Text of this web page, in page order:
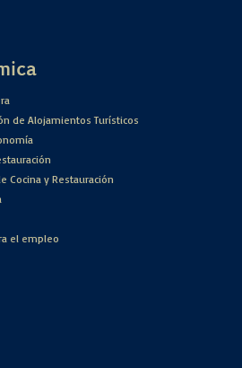
de Alojamientos Turísticos
Cocina y Restauración
el empleo